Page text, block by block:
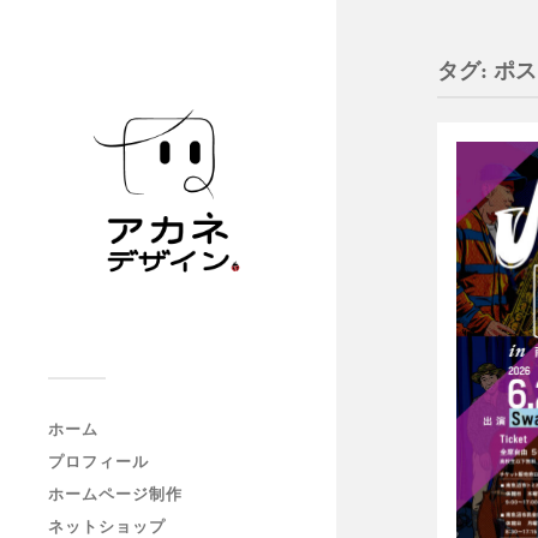
ホーム
プロフィール
ホームページ制作
ネットショップ
タグ:ポ